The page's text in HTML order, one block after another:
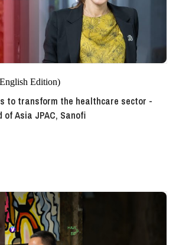
Edition)
to transform the healthcare sector -
of Asia JPAC, Sanofi